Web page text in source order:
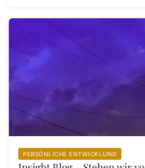
PERSÖNLICHE ENTWICKLUNG